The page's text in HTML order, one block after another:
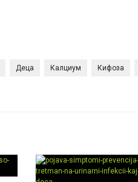
Деца Калциум Кифоза